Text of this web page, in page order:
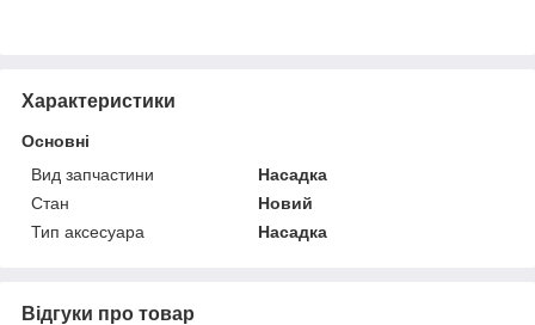
Характеристики
Основні
Вид запчастини
Насадка
Стан
Новий
Тип аксесуара
Насадка
Відгуки про товар